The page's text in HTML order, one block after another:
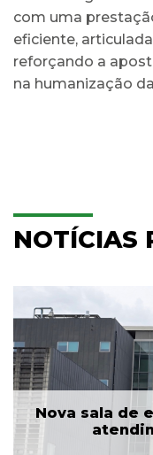
com uma
eficiente,
reforçando a
na humanização
NOTÍCIAS
Nova sala de